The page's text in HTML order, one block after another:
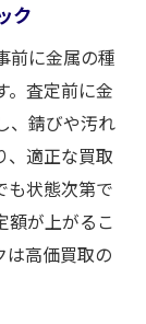
ク
前に金属の種
。査定前に金
、錆びや汚れ
、適正な買取
も状態次第で
額が上がるこ
は高価買取の